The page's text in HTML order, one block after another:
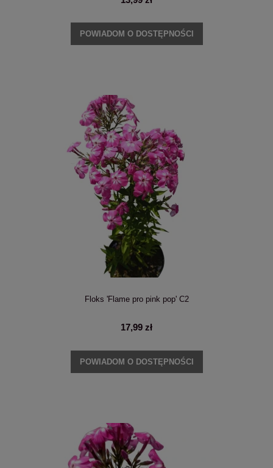
POWIADOM O DOSTĘPNOŚCI
Floks 'Flame pro pink pop' C2
17,99 zł
POWIADOM O DOSTĘPNOŚCI